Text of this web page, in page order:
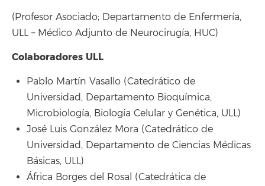
(Profesor Asociado; Departamento de Enfermería,
ULL – Médico Adjunto de Neurocirugía, HUC)
Colaboradores ULL
Pablo Martín Vasallo (Catedrático de
Universidad, Departamento Bioquímica,
Microbiología, Biología Celular y Genética, ULL)
José Luis González Mora (Catedrático de
Universidad, Departamento de Ciencias Médicas
Básicas, ULL)
África Borges del Rosal (Catedrática de